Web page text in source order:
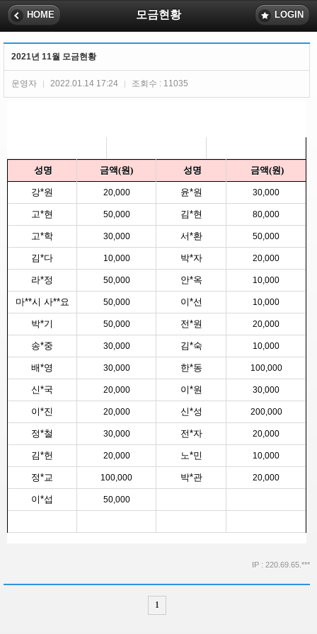
HOME 모금현황 LOGIN
2021년 11월 모금현황
운영자 2022.01.14 17:24 조회수 : 11035
성명 금액(원) 성명 금액(원)
강*원 20,000 윤*원 30,000
고*현 50,000 김*현 80,000
고*학 30,000 서*환 50,000
김*다 10,000 박*자 20,000
라*정 50,000 안*옥 10,000
마**시 사**요 50,000 이*선 10,000
박*기 50,000 전*원 20,000
송*중 30,000 김*숙 10,000
배*영 30,000 한*동 100,000
신*국 20,000 이*원 30,000
이*진 20,000 신*성 200,000
정*철 30,000 전*자 20,000
김*헌 20,000 노*민 10,000
정*교 100,000 박*관 20,000
이*섭 50,000
IP : 220.69.65.***
1